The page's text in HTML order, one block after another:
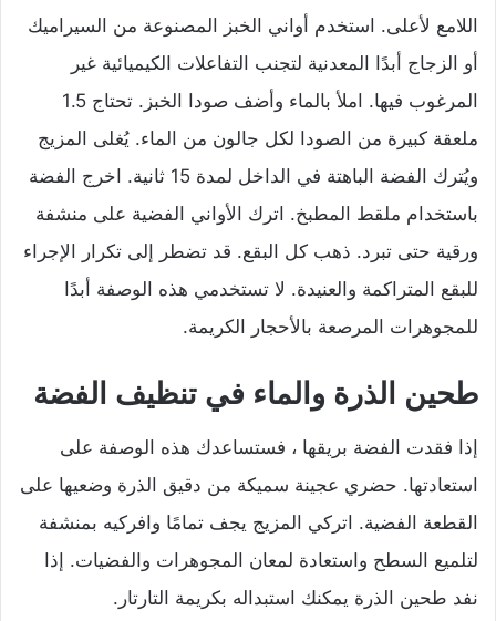
اللامع لأعلى. استخدم أواني الخبز المصنوعة من السيراميك
أو الزجاج أبدًا المعدنية لتجنب التفاعلات الكيميائية غير
المرغوب فيها. املأ بالماء وأضف صودا الخبز. تحتاج 1.5
ملعقة كبيرة من الصودا لكل جالون من الماء. يُغلى المزيج
ويُترك الفضة الباهتة في الداخل لمدة 15 ثانية. اخرج الفضة
باستخدام ملقط المطبخ. اترك الأواني الفضية على منشفة
ورقية حتى تبرد. ذهب كل البقع. قد تضطر إلى تكرار الإجراء
للبقع المتراكمة والعنيدة. لا تستخدمي هذه الوصفة أبدًا
للمجوهرات المرصعة بالأحجار الكريمة.
طحين الذرة والماء في تنظيف الفضة
إذا فقدت الفضة بريقها ، فستساعدك هذه الوصفة على
استعادتها. حضري عجينة سميكة من دقيق الذرة وضعيها على
القطعة الفضية. اتركي المزيج يجف تمامًا وافركيه بمنشفة
لتلميع السطح واستعادة لمعان المجوهرات والفضيات. إذا
نفد طحين الذرة يمكنك استبداله بكريمة التارتار.